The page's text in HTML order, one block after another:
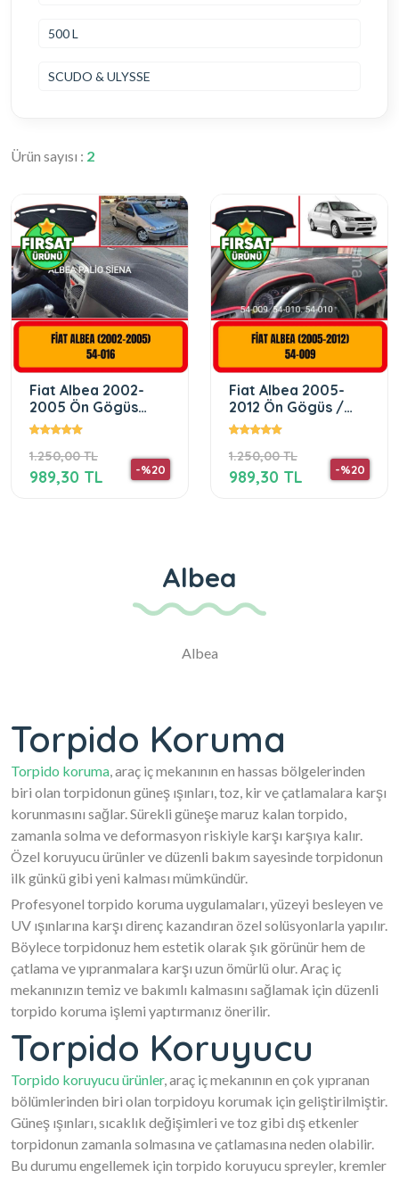
500 L
SCUDO & ULYSSE
Ürün sayısı : 2
Fiat Albea 2002-
2005 Ön Gögüs
Panel Torpido
Kilifi
1.250,00 TL
-%20
989,30 TL
Fiat Albea 2005-
2012 Ön Gögüs /
Panel / Torpido
1.250,00 TL
-%20
989,30 TL
Albea
Albea
Torpido Koruma
Torpido koruma, araç iç mekanının en hassas bölgelerinden
biri olan torpidonun güneş ışınları, toz, kir ve çatlamalara karşı
korunmasını sağlar. Sürekli güneşe maruz kalan torpido,
zamanla solma ve deformasyon riskiyle karşı karşıya kalır.
Özel koruyucu ürünler ve düzenli bakım sayesinde torpidonun
ilk günkü gibi yeni kalması mümkündür.
Profesyonel torpido koruma uygulamaları, yüzeyi besleyen ve
UV ışınlarına karşı direnç kazandıran özel solüsyonlarla yapılır.
Böylece torpidonuz hem estetik olarak şık görünür hem de
çatlama ve yıpranmalara karşı uzun ömürlü olur. Araç iç
mekanınızın temiz ve bakımlı kalmasını sağlamak için düzenli
torpido koruma işlemi yaptırmanız önerilir.
Torpido Koruyucu
Torpido koruyucu ürünler, araç iç mekanının en çok yıpranan
bölümlerinden biri olan torpidoyu korumak için geliştirilmiştir.
Güneş ışınları, sıcaklık değişimleri ve toz gibi dış etkenler
torpidonun zamanla solmasına ve çatlamasına neden olabilir.
Bu durumu engellemek için torpido koruyucu spreyler, kremler